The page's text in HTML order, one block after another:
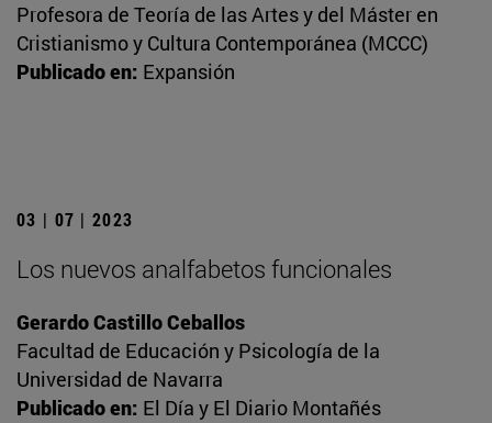
Profesora de Teoría de las Artes y del Máster en
Cristianismo y Cultura Contemporánea (MCCC)
Publicado en: Expansión
03 | 07 | 2023
Los nuevos analfabetos funcionales
Gerardo Castillo Ceballos
Facultad de Educación y Psicología de la
Universidad de Navarra
Publicado en: El Día y El Diario Montañés